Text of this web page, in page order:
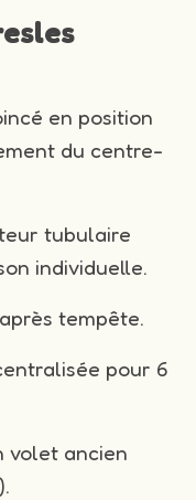
en position
du centre-
tubulaire
individuelle.
tempête.
pour 6
volet ancien